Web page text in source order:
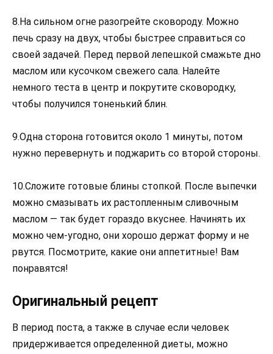
8.На сильном огне разогрейте сковороду. Можно
печь сразу на двух, чтобы быстрее справиться со
своей задачей. Перед первой лепешкой смажьте дно
маслом или кусочком свежего сала. Налейте
немного теста в центр и покрутите сковородку,
чтобы получился тоненький блин.
9.Одна сторона готовится около 1 минуты, потом
нужно перевернуть и поджарить со второй стороны.
10.Сложите готовые блины стопкой. После выпечки
можно смазывать их растопленным сливочным
маслом — так будет гораздо вкуснее. Начинять их
можно чем-угодно, они хорошо держат форму и не
рвутся. Посмотрите, какие они аппетитные! Вам
понравятся!
Оригинальный рецепт
В период поста, а также в случае если человек
придерживается определенной диеты, можно